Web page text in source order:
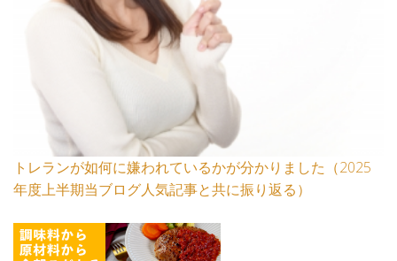
トレランが如何に嫌われているかが分かりました（2025
年度上半期当ブログ人気記事と共に振り返る）